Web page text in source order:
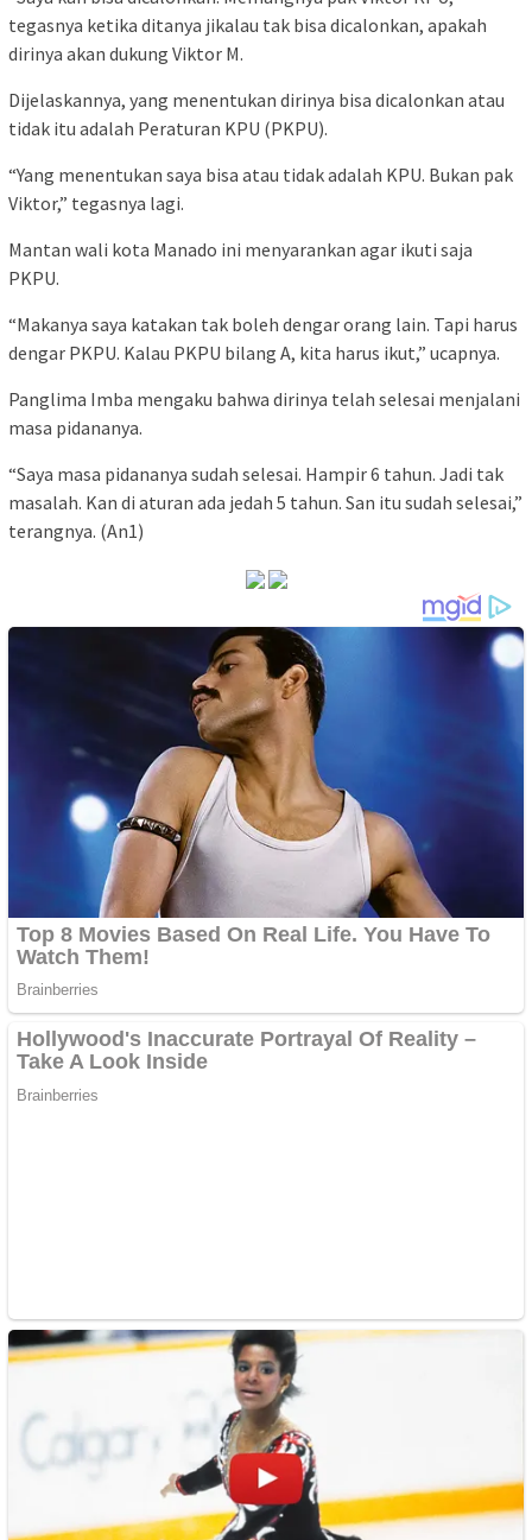
tegasnya ketika ditanya jikalau tak bisa dicalonkan, apakah
dirinya akan dukung Viktor M.
Dijelaskannya, yang menentukan dirinya bisa dicalonkan atau
tidak itu adalah Peraturan KPU (PKPU).
“Yang menentukan saya bisa atau tidak adalah KPU. Bukan pak
Viktor,” tegasnya lagi.
Mantan wali kota Manado ini menyarankan agar ikuti saja
PKPU.
“Makanya saya katakan tak boleh dengar orang lain. Tapi harus
dengar PKPU. Kalau PKPU bilang A, kita harus ikut,” ucapnya.
Panglima Imba mengaku bahwa dirinya telah selesai menjalani
masa pidananya.
“Saya masa pidananya sudah selesai. Hampir 6 tahun. Jadi tak
masalah. Kan di aturan ada jedah 5 tahun. San itu sudah selesai,”
terangnya. (An1)